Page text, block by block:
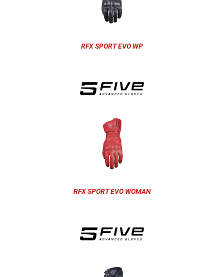
RFX SPORT EVO WP
RFX SPORT EVO WOMAN